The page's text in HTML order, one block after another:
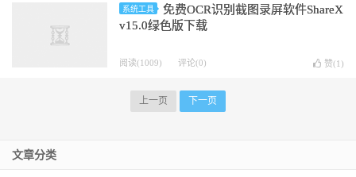
系统工具
免费OCR识别截图录屏软件ShareX
v15.0绿色版下载
阅读(1009) 评论(0) 赞(1 )
上一页 下一页
文章分类